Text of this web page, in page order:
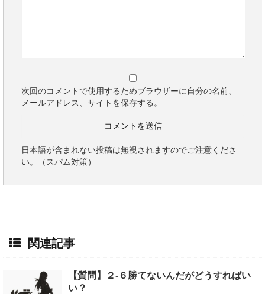
次回のコメントで使用するためブラウザーに自分の名前、
メールアドレス、サイトを保存する。
日本語が含まれない投稿は無視されますのでご注意くださ
い。（スパム対策）
関連記事
【質問】２-６勝てないんだがどうすればい
い？